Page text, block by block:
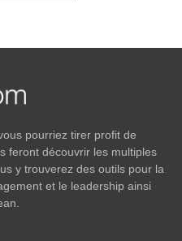
pourriez tirer profit de
feront découvrir les multiples
y trouverez des outils pour la
et le leadership ainsi